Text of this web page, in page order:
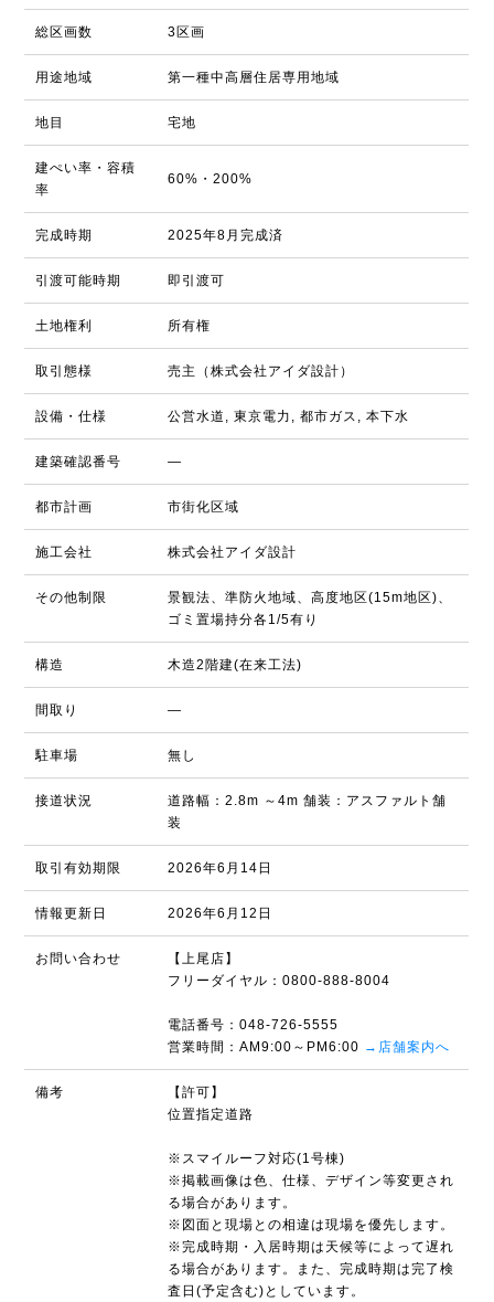
総区画数 3区画
用途地域 第一種中高層住居専用地域
地目 宅地
建ぺい率・容積
率
60%・200%
完成時期 2025年8月完成済
引渡可能時期 即引渡可
土地権利 所有権
取引態様 売主（株式会社アイダ設計）
設備・仕様 公営水道, 東京電力, 都市ガス, 本下水
建築確認番号 ―
都市計画 市街化区域
施工会社 株式会社アイダ設計
その他制限
景観法、準防火地域、高度地区(15m地区)、
ゴミ置場持分各1/5有り
構造 木造2階建(在来工法)
間取り ―
駐車場 無し
接道状況
道路幅：2.8m ～4m 舗装：アスファルト舗
装
取引有効期限 2026年6月14日
情報更新日 2026年6月12日
お問い合わせ
【上尾店】
フリーダイヤル：0800-888-8004
電話番号：048-726-5555
営業時間：AM9:00～PM6:00 →店舗案内へ
備考
【許可】
位置指定道路
※スマイルーフ対応(1号棟)
※掲載画像は色、仕様、デザイン等変更され
る場合があります。
※図面と現場との相違は現場を優先します。
※完成時期・入居時期は天候等によって遅れ
る場合があります。また、完成時期は完了検
査日(予定含む)としています。